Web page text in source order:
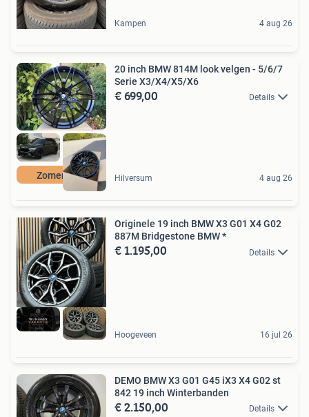
Kampen 4 aug 26
Zomeractie
20 inch BMW 814M look velgen - 5/6/7
Serie X3/X4/X5/X6
€ 699,00 Details
Hilversum 4 aug 26
Originele 19 inch BMW X3 G01 X4 G02
887M Bridgestone BMW *
€ 1.195,00 Details
Hoogeveen 16 jul 26
DEMO BMW X3 G01 G45 iX3 X4 G02 st
842 19 inch Winterbanden
€ 2.150,00 Details